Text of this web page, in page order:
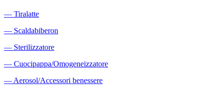
― Tiralatte
― Scaldabiberon
― Sterilizzatore
― Cuocipappa/Omogeneizzatore
― Aerosol/Accessori benessere